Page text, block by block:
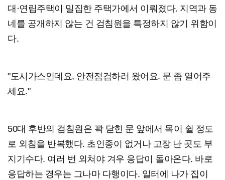
대·연립주택이 밀집한 주택가에서 이뤄졌다. 지역과 동
네를 공개하지 않는 건 검침원을 특정하지 않기 위함이
다.
"도시가스인데요, 안전점검하러 왔어요. 문 좀 열어주
세요."
50대 후반의 검침원은 꽉 닫힌 문 앞에서 목이 쉴 정도
로 외침을 반복했다. 초인종이 없거나 고장 난 곳도 부
지기수다. 여러 번 외쳐야 겨우 응답이 돌아온다. 바로
응답하는 경우는 그나마 다행이다. 일터에 나가 집이